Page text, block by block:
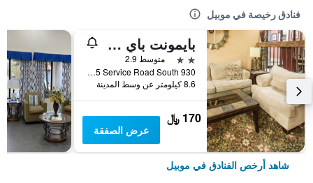
فنادق رخيصة في موبيل
بايمونت باي ويندام موبايل/ آي - 65
2 نجمتين
متوسط 2.9
930 W I-65 Service Road South, موبيل, AL, الولايات المتحدة الأميريكية
8.6 كيلومتر عن وسط المدينة
170 ﷼
عرض الصفقة
شاهد أرخص الفنادق في موبيل